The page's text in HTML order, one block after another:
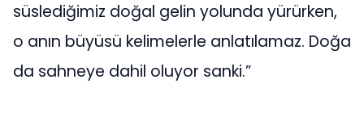
süslediğimiz doğal gelin yolunda yürürken,
o anın büyüsü kelimelerle anlatılamaz. Doğa
da sahneye dahil oluyor sanki.”